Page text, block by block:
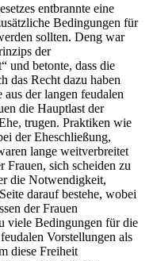
entbrannte eine
Bedingungen für
sollten. Deng war
der
und betonte, dass die
das Recht dazu haben
der langen feudalen
die Hauptlast der
trugen. Praktiken wie
der Eheschließung,
lange weitverbreitet
Frauen, sich scheiden zu
die Notwendigkeit,
darauf bestehe, wobei
der Frauen
viele Bedingungen für die
Vorstellungen als
diese Freiheit